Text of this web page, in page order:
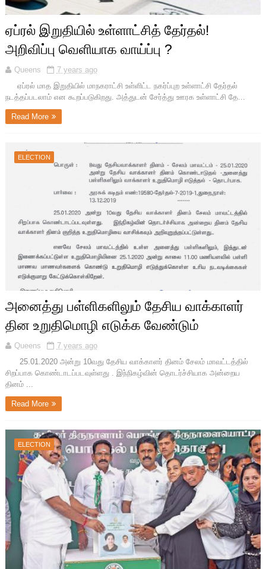
ஏப்ரல் இறுதியில் உள்ளாட்சித் தேர்தல்!
அறிவிப்பு வெளியாக வாய்ப்பு ?
Queens
7 years ago
ஏப்ரல் மாத இறுதியில் மாநகராட்சி உள்ளிட்ட நகர்ப்புற உள்ளாட்சி தேர்தல்
நடத்தப்படலாம் என கூறப்படுகிறது. அத்துடன் சேர்த்து ஊரக உள்ளாட்சி தே...
Read More
ELECTION
அனைத்து பள்ளிகளிலும் தேசிய வாக்காளர்
தின உறுதிமொழி எடுக்க வேண்டும்
Queens
7 years ago
25.01.2020 அன்று 10வது தேசிய வாக்காளர் தினம் சேலம் மாவட்டத்தில்
சிறப்பாக கொண்டாடப்படவுள்ளது . இந்நிகழ்வின் தொடர்ச்சியாக அன்றைய
தினம் ...
Read More
ELECTION